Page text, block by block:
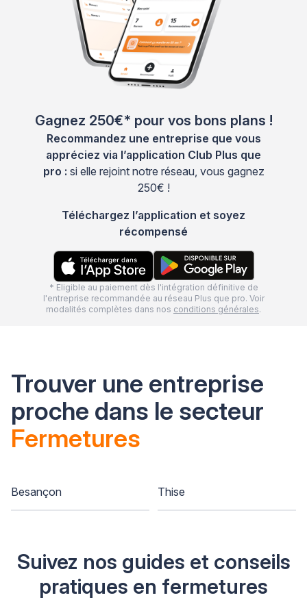
Gagnez 250€* pour vos bons plans !
Recommandez une entreprise que vous
appréciez via l’application Club Plus que
pro : si elle rejoint notre réseau, vous gagnez
250€ !
Téléchargez l’application et soyez
récompensé
* Eligible au paiement dès l'intégration définitive de
l'entreprise recommandée au réseau Plus que pro. Voir
modalités complètes dans nos conditions générales.
Trouver une entreprise
proche dans le secteur
Fermetures
Besançon Thise
Suivez nos guides et conseils
pratiques en fermetures